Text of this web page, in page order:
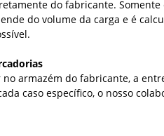
do fabricante.
do volume da carga e é
armazém do fabricante, a
caso específico, o nosso